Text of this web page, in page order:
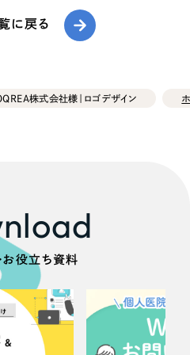
に戻る
株式会社様｜ロゴデザイン
お役立ち資料